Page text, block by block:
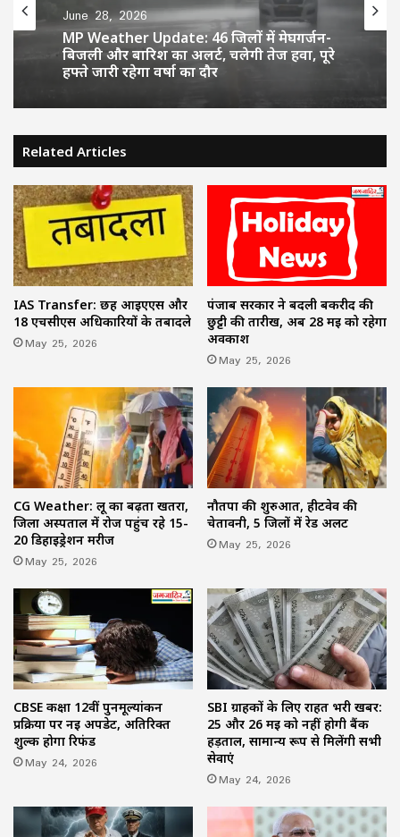
June 28, 2026
MP Weather Update: 46 जिलों में मेघगर्जन-
बिजली और बारिश का अलर्ट, चलेगी तेज हवा, पूरे
हफ्ते जारी रहेगा वर्षा का दौर
Related Articles
IAS Transfer: छह आईएएस और
18 एचसीएस अधिकारियों के तबादले
May 25, 2026
पंजाब सरकार ने बदली बकरीद की
छुट्टी की तारीख, अब 28 मई को रहेगा
अवकाश
May 25, 2026
CG Weather: लू का बढ़ता खतरा,
जिला अस्पताल में रोज पहुंच रहे 15-
20 डिहाइड्रेशन मरीज
May 25, 2026
नौतपा की शुरुआत, हीटवेव की
चेतावनी, 5 जिलों में रेड अलर्ट
May 25, 2026
CBSE कक्षा 12वीं पुनर्मूल्यांकन
प्रक्रिया पर नई अपडेट, अतिरिक्त
शुल्क होगा रिफंड
May 24, 2026
SBI ग्राहकों के लिए राहत भरी खबर:
25 और 26 मई को नहीं होगी बैंक
हड़ताल, सामान्य रूप से मिलेंगी सभी
सेवाएं
May 24, 2026